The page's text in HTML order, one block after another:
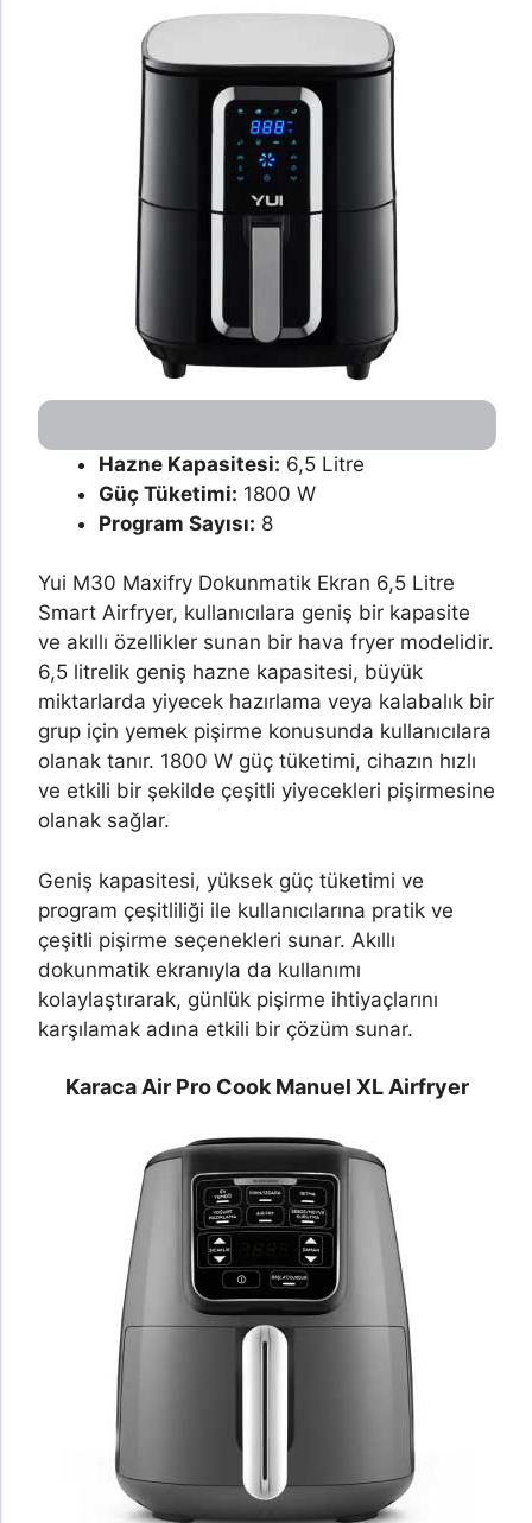
Hazne Kapasitesi: 6,5 Litre
Güç Tüketimi: 1800 W
Program Sayısı: 8
Yui M30 Maxifry Dokunmatik Ekran 6,5 Litre
Smart Airfryer, kullanıcılara geniş bir kapasite
ve akıllı özellikler sunan bir hava fryer modelidir.
6,5 litrelik geniş hazne kapasitesi, büyük
miktarlarda yiyecek hazırlama veya kalabalık bir
grup için yemek pişirme konusunda kullanıcılara
olanak tanır. 1800 W güç tüketimi, cihazın hızlı
ve etkili bir şekilde çeşitli yiyecekleri pişirmesine
olanak sağlar.
Geniş kapasitesi, yüksek güç tüketimi ve
program çeşitliliği ile kullanıcılarına pratik ve
çeşitli pişirme seçenekleri sunar. Akıllı
dokunmatik ekranıyla da kullanımı
kolaylaştırarak, günlük pişirme ihtiyaçlarını
karşılamak adına etkili bir çözüm sunar.
Karaca Air Pro Cook Manuel XL Airfryer